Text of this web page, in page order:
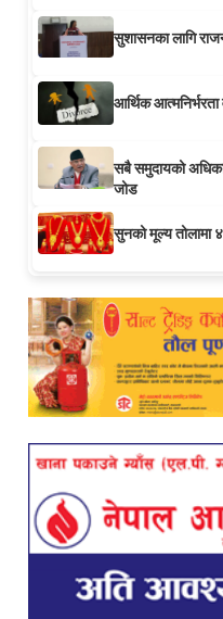
सुशासनका लागि
आर्थिक आत्मनिर्भरता
सबै समुदायको
जोड
सुनको मूल्य तोलामा